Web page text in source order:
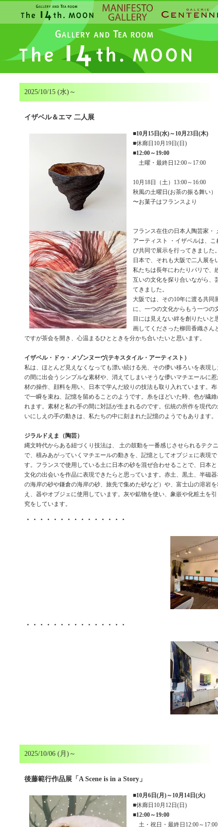
2025/10/15 (水)～
イザベル＆エマ 二人展
■10月15日(水)～10月23日(木)
■休廊日10月19日(日)
■12:00～19:00
土曜・最終日12:00～17:00
10月18日（土）13:00～16:00
秋風の土曜日(お茶の振る舞い）
〜お菓子はフランスより
フランス在住の日本人陶芸家・
アーティスト ・イザベルは、
び共同で展示を行ってきました
日本で、それも大阪で二人展を
私たちは長年にわたりパリで、
互いの文化を探り合いながら、
てきました。
大阪では、その10年に渡る共同
に、一つの文化からもう一つの
目には見えない絆を創りたいと
画してくださった柳田香織さん
ですが茶会を開き、心温まるひとときを分かち合いたいと思います。
イザベル・ドゥ・メゾンヌーヴ(テキスタイル・アーティスト）
私は、ほとんど見えなくなっても漂い続ける光、その儚い移ろいを表現
の間に出会うシンプルな素材や、消えてしまいそうな儚いマチエールに
材の操作、顔料を用い、日本で学んだ絞りの技法も取り入れています。
で一瞬を束ね、記憶を留めることのようです。糸をほどいた時、色が繊
れます。素材と私の手の間に対話が生まれるのです。伝統の所作を現代
いにしえの手の動きは、私たちの中に刻まれた記憶のようでもあります。
ジラルドえま（陶芸）
縄文時代からある紐づくり技法は、 土の鼓動を一番感じさせられるテク
で、積みあがっていくマチエールの動きを、記憶としてオブジェに表現
す。フランスで使用している土に日本の砂を混ぜ合わせることで、日本
文化の出会いを作品に表現できたらと思っています。赤土、黒土、半磁
の海岸の砂や鎌倉の海岸の砂、旅先で集めた砂など）や、富士山の溶岩
え、器やオブジェに使用しています。灰や鉱物を使い、象嵌や化粧土を
究をしています。
・・・・・・・・・・・・・・・
・・・・・・・・・・・・・・・
2025/10/06 (月)～
後藤範行作品展「A Scene is in a Story」
■10月6日(月)～10月14日(火)
■休廊日10月12日(日)
■12:00～19:00
土・祝日・最終日12:00～17:00